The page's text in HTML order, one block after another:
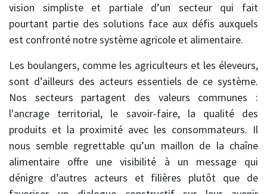
vision simpliste et partiale d’un secteur qui fait
pourtant partie des solutions face aux défis auxquels
est confronté notre système agricole et alimentaire.
Les boulangers, comme les agriculteurs et les éleveurs,
sont d’ailleurs des acteurs essentiels de ce système.
Nos secteurs partagent des valeurs communes :
l'ancrage territorial, le savoir-faire, la qualité des
produits et la proximité avec les consommateurs. Il
nous semble regrettable qu’un maillon de la chaîne
alimentaire offre une visibilité à un message qui
dénigre d’autres acteurs et filières plutôt que de